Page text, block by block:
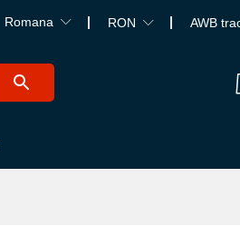
Romana RON AWB